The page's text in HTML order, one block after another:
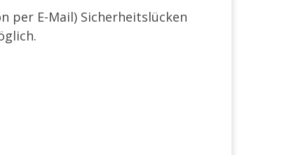
per E-Mail) Sicherheitslücken